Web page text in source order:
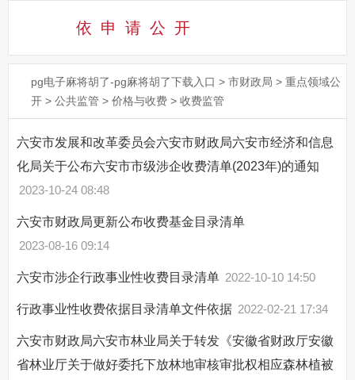
依申请公 开
pg电子麻将胡了-pg麻将胡了下载入口 > 市财政局 > 重点领域公
开 > 公共监管 > 价格与收费 > 收费监管
六安市发展和改革委员会六安市财政局六安市经济和信息
化局关于公布六安市市级涉企收费清单(2023年)的通知
2023-10-24 08:48
六安市财政局更新公布收费基金目录清单
2023-08-16 09:14
六安市涉企行政事业性收费目录清单 2022-10-10 14:50
行政事业性收费依据目录清单文件依据 2022-02-21 17:34
六安市财政局六安市林业局关于转发《安徽省财政厅安徽
省林业厅关于做好委托下放林地审核审批权相应森林植被